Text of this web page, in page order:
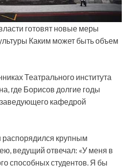
готовят новые меры
Каким может быть объем
Театрального института
где Борисов долгие годы
кафедрой
распорядился крупным
ведущий отвечал: «У меня в
способных студентов. Я бы